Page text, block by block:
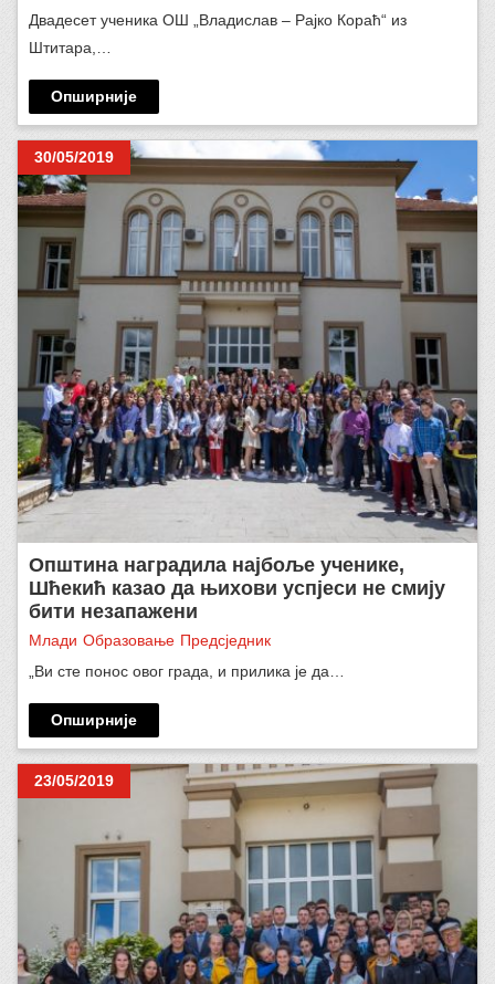
Двадесет ученика ОШ „Владислав – Рајко Кораћ“ из
Штитара,…
Опширније
30/05/2019
Општина наградила најбоље ученике,
Шћекић казао да њихови успјеси не смију
бити незапажени
Млади Образовање Предсједник
„Ви сте понос овог града, и прилика је да…
Опширније
23/05/2019